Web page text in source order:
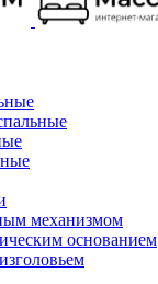
механизмом
основанием